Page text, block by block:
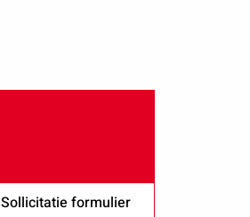
Sollicitatie formulier